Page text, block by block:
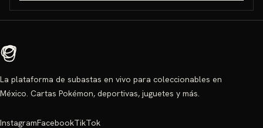
La plataforma de subastas en vivo para coleccionables en
México. Cartas Pokémon, deportivas, juguetes y más.
InstagramFacebookTikTok